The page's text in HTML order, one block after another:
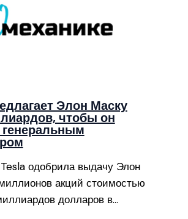
Элон Маску
чтобы он
генеральным
одобрила выдачу Элон
акций стоимостью
долларов в…